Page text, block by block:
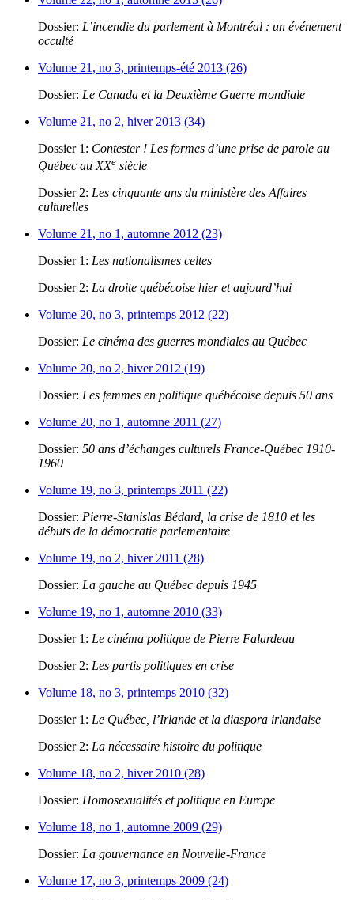
Dossier: L’incendie du parlement à Montréal : un événement
occulté
Volume 21, no 3, printemps-été 2013 (26)
Dossier: Le Canada et la Deuxième Guerre mondiale
Volume 21, no 2, hiver 2013 (34)
Dossier 1: Contester ! Les formes d’une prise de parole au
Québec au XXe siècle
Dossier 2: Les cinquante ans du ministère des Affaires
culturelles
Volume 21, no 1, automne 2012 (23)
Dossier 1: Les nationalismes celtes
Dossier 2: La droite québécoise hier et aujourd’hui
Volume 20, no 3, printemps 2012 (22)
Dossier: Le cinéma des guerres mondiales au Québec
Volume 20, no 2, hiver 2012 (19)
Dossier: Les femmes en politique québécoise depuis 50 ans
Volume 20, no 1, automne 2011 (27)
Dossier: 50 ans d’échanges culturels France-Québec 1910-
1960
Volume 19, no 3, printemps 2011 (22)
Dossier: Pierre-Stanislas Bédard, la crise de 1810 et les
débuts de la démocratie parlementaire
Volume 19, no 2, hiver 2011 (28)
Dossier: La gauche au Québec depuis 1945
Volume 19, no 1, automne 2010 (33)
Dossier 1: Le cinéma politique de Pierre Falardeau
Dossier 2: Les partis politiques en crise
Volume 18, no 3, printemps 2010 (32)
Dossier 1: Le Québec, l’Irlande et la diaspora irlandaise
Dossier 2: La nécessaire histoire du politique
Volume 18, no 2, hiver 2010 (28)
Dossier: Homosexualités et politique en Europe
Volume 18, no 1, automne 2009 (29)
Dossier: La gouvernance en Nouvelle-France
Volume 17, no 3, printemps 2009 (24)